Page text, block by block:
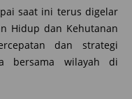
saat ini terus digelar
Hidup dan Kehutanan
dan strategi
bersama wilayah di